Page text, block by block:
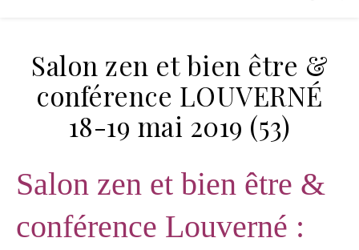
Salon zen et bien être &
conférence LOUVERNÉ
18-19 mai 2019 (53)
Salon zen et bien être &
conférence Louverné :